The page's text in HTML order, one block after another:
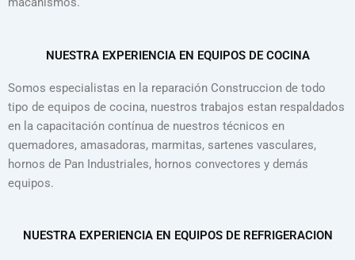
NUESTRA EXPERIENCIA EN EQUIPOS DE COCINA
Somos especialistas en la reparación Construccion de todo
tipo de equipos de cocina, nuestros trabajos estan respaldados
en la capacitación contínua de nuestros técnicos en
quemadores, amasadoras, marmitas, sartenes vasculares,
hornos de Pan Industriales, hornos convectores y demás
equipos.
NUESTRA EXPERIENCIA EN EQUIPOS DE REFRIGERACION